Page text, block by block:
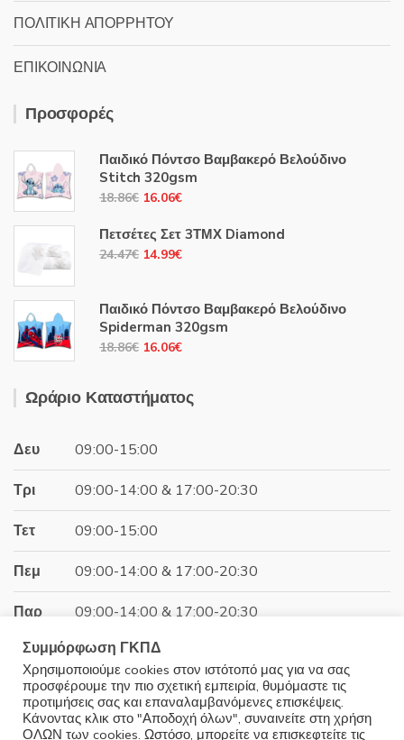
ΠΟΛΙΤΙΚΗ ΑΠΟΡΡΗΤΟΥ
ΕΠΙΚΟΙΝΩΝΙΑ
Προσφορές
Παιδικό Πόντσο Βαμβακερό Βελούδινο
Stitch 320gsm
18.86€ Original
was:
18.86€.
16.06€Η
τιμή
είναι:
Πετσέτες Σετ 3ΤΜΧ Diamond
24.47€ Original
24.47€.
14.99€Η
είναι:
14.99€.
Παιδικό Πόντσο Βαμβακερό Βελούδινο
Spiderman 320gsm
18.86€ Original
was:
18.86€.
16.06€Η
τιμή
είναι:
Ωράριο Καταστήματος
Δευ 09:00-15:00
Τρι 09:00-14:00 & 17:00-20:30
Τετ 09:00-15:00
Πεμ 09:00-14:00 & 17:00-20:30
Παρ 09:00-14:00 & 17:00-20:30
Σαβ 09:00-15:00
Κυρ Κλειστά
Συμμόρφωση ΓΚΠΔ
Χρησιμοποιούμε cookies στον ιστότοπό μας για να σας
προσφέρουμε την πιο σχετική εμπειρία, θυμόμαστε τις
προτιμήσεις σας και επαναλαμβανόμενες επισκέψεις.
Κάνοντας κλικ στο "Αποδοχή όλων", συναινείτε στη χρήση
ΟΛΩΝ των cookies. Ωστόσο, μπορείτε να επισκεφτείτε τις